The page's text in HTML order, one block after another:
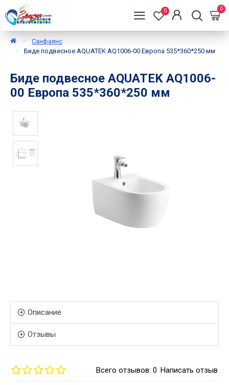
0 0
Санфаянс
Биде подвесное AQUATEK AQ1006-00 Европа 535*360*250 мм
Биде подвесное AQUATEK AQ1006-
00 Европа 535*360*250 мм
Описание
Отзывы
Всего отзывов: 0 Написать отзыв